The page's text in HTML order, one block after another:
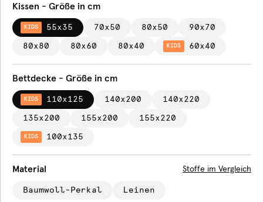
Kissen - Größe in cm
KIDS 55x35 70x50 80x50 90x70
80x80 80x60 80x40 KIDS 60x40
Bettdecke - Größe in cm
KIDS 110x125 140x200 140x220
135x200 155x200 155x220
KIDS 100x135
Material Stoffe im Vergleich
Baumwoll-Perkal Leinen